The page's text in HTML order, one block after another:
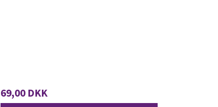
69,00 DKK